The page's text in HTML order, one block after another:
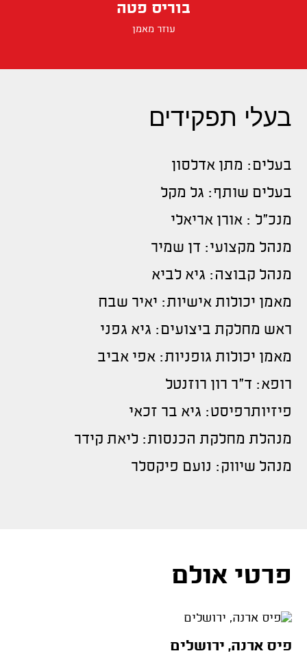
בוריס פטה
עוזר מאמן
בעלי תפקידים
בעלים: מתן אדלסון
בעלים שותף: גל מקל
מנכ"ל : אורן אריאלי
מנהל מקצועי: דן שמיר
מנהל קבוצה: גיא לביא
מאמן יכולות אישיות: יאיר שבח
ראש מחלקת ביצועים: גיא גפני
מאמן יכולות גופניות: אפי אביב
רופא: ד"ר רון רוזנטל
פיזיותרפיסט: גיא בר זכאי
מנהלת מחלקת הכנסות: ליאת קידר
מנהל שיווק: נועם פיקסלר
פרטי אולם
פיס ארנה, ירושלים